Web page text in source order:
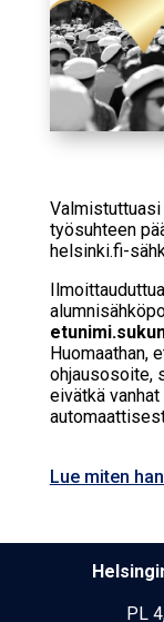
työsuhteen
helsinki.fi-
Huomaathan,
ohjausosoite,
eivätkä
Lue miten
PL